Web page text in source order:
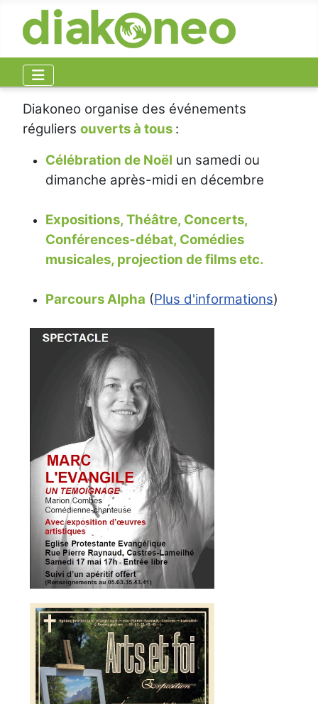
Diakoneo organise des événements
réguliers ouverts à tous :
Célébration de Noël un samedi ou
dimanche après-midi en décembre
Expositions, Théâtre, Concerts,
Conférences-débat, Comédies
musicales, projection de films etc.
Parcours Alpha (Plus d'informations)